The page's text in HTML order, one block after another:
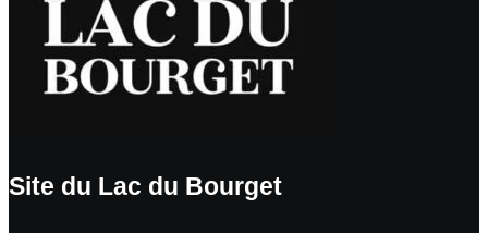
Site du Lac du Bourget